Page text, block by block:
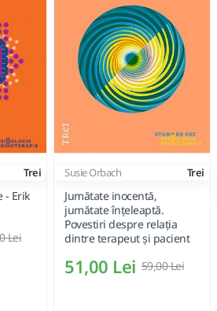
Trei
- Erik
Lei
Susie Orbach Trei
Jumătate inocentă,
jumătate înțeleaptă.
Povestiri despre relația
dintre terapeut și pacient
51,00 Lei 59,00 Lei